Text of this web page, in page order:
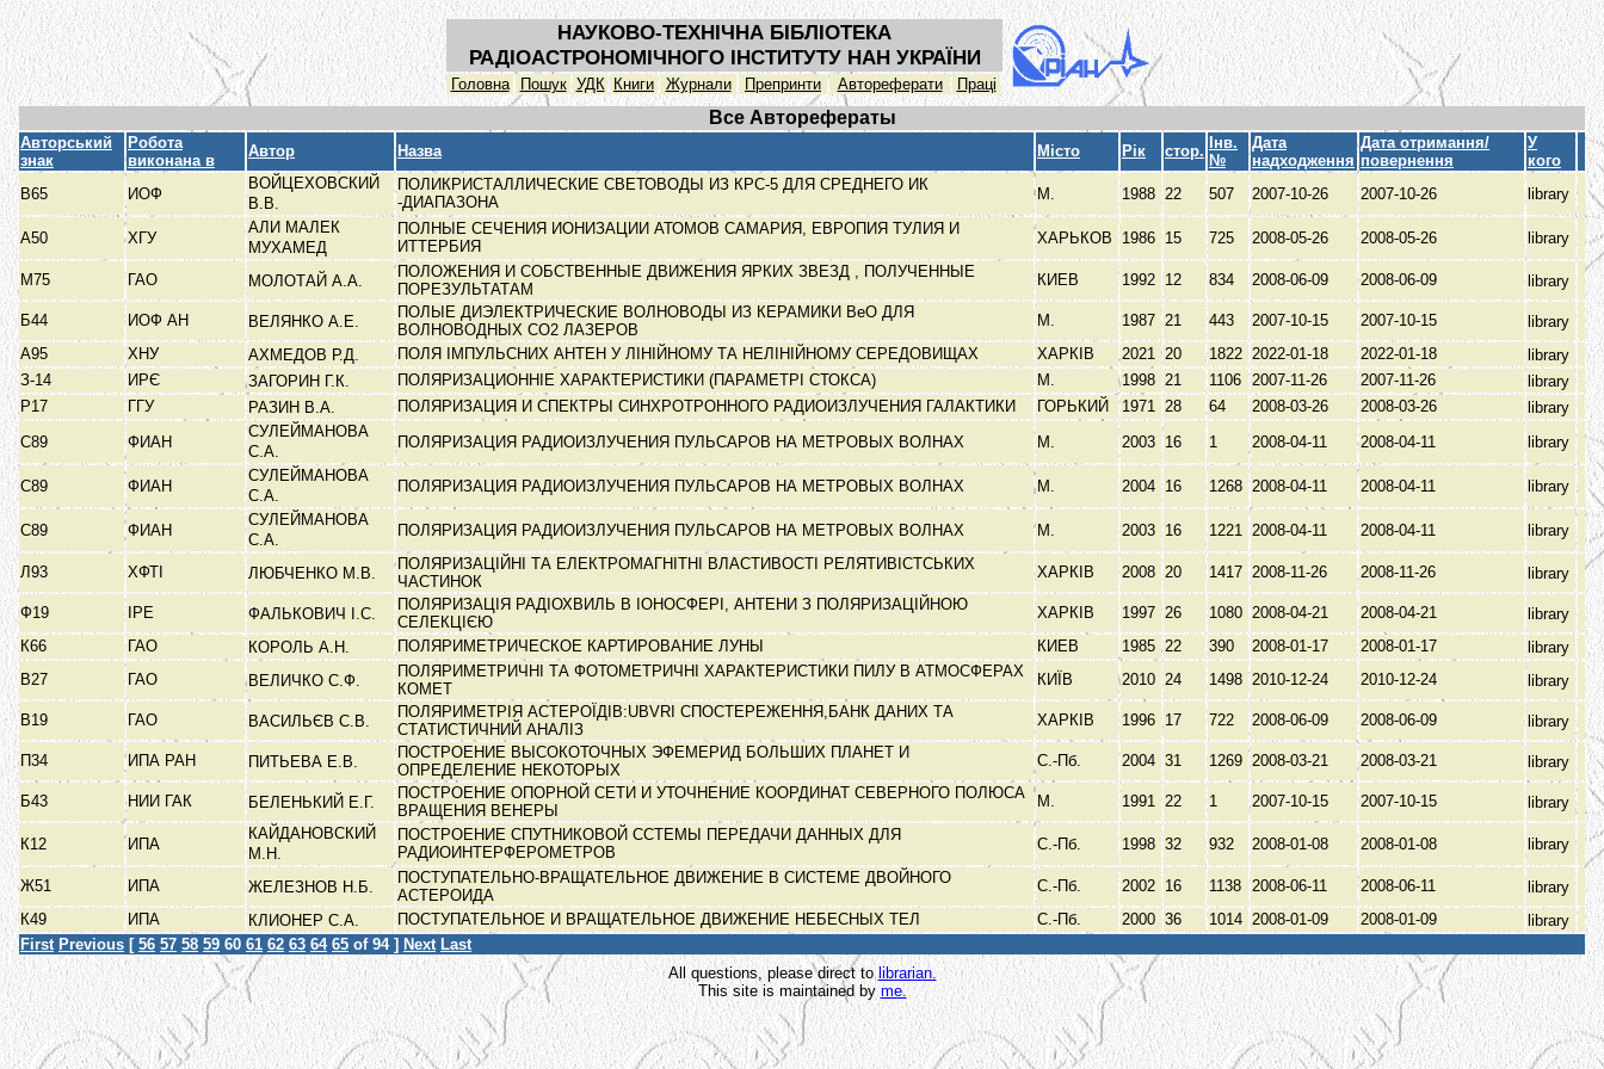
НАУКОВО-ТЕХНІЧНА БІБЛІОТЕКА
РАДІОАСТРОНОМІЧНОГО ІНСТИТУТУ НАН УКРАЇНИ
Головна Пошук УДК Книги Журнали Препринти Автореферати Праці
Все Авторефераты
Авторський
знак
Робота
виконана в
Автор Назва Місто Рік стор.
Інв.
№
Дата
надходження
Дата отримання/
повернення
У
кого
В65
ИОФ
ВОЙЦЕХОВСКИЙ
В.В.
ПОЛИКРИСТАЛЛИЧЕСКИЕ СВЕТОВОДЫ ИЗ КРС-5 ДЛЯ СРЕДНЕГО ИК
-ДИАПАЗОНА
М. 1988 22 507 2007-10-26 2007-10-26 library
А50 ХГУ
АЛИ МАЛЕК
МУХАМЕД
ПОЛНЫЕ СЕЧЕНИЯ ИОНИЗАЦИИ АТОМОВ САМАРИЯ, ЕВРОПИЯ ТУЛИЯ И
ИТТЕРБИЯ
ХАРЬКОВ 1986 15 725 2008-05-26 2008-05-26 library
М75 ГАО МОЛОТАЙ А.А.
ПОЛОЖЕНИЯ И СОБСТВЕННЫЕ ДВИЖЕНИЯ ЯРКИХ ЗВЕЗД , ПОЛУЧЕННЫЕ
ПОРЕЗУЛЬТАТАМ
КИЕВ 1992 12 834 2008-06-09 2008-06-09 library
Б44 ИОФ АН ВЕЛЯНКО А.Е.
ПОЛЫЕ ДИЭЛЕКТРИЧЕСКИЕ ВОЛНОВОДЫ ИЗ КЕРАМИКИ BeO ДЛЯ
ВОЛНОВОДНЫХ СО2 ЛАЗЕРОВ
М. 1987 21 443 2007-10-15 2007-10-15
library
А95
ХНУ АХМЕДОВ Р.Д. ПОЛЯ ІМПУЛЬСНИХ АНТЕН У ЛІНІЙНОМУ ТА НЕЛІНІЙНОМУ СЕРЕДОВИЩАХ ХАРКІВ 2021 20 1822 2022-01-18 2022-01-18
library
З-14
ИРЄ ЗАГОРИН Г.К. ПОЛЯРИЗАЦИОННІЕ ХАРАКТЕРИСТИКИ (ПАРАМЕТРІ СТОКСА) М. 1998 21 1106 2007-11-26 2007-11-26
library
Р17
ГГУ РАЗИН В.А. ПОЛЯРИЗАЦИЯ И СПЕКТРЫ СИНХРОТРОННОГО РАДИОИЗЛУЧЕНИЯ ГАЛАКТИКИ ГОРЬКИЙ 1971 28 64 2008-03-26 2008-03-26
library
С89
ФИАН
СУЛЕЙМАНОВА
С.А.
ПОЛЯРИЗАЦИЯ РАДИОИЗЛУЧЕНИЯ ПУЛЬСАРОВ НА МЕТРОВЫХ ВОЛНАХ М. 2003 16 1 2008-04-11 2008-04-11 library
С89 ФИАН
СУЛЕЙМАНОВА
С.А.
ПОЛЯРИЗАЦИЯ РАДИОИЗЛУЧЕНИЯ ПУЛЬСАРОВ НА МЕТРОВЫХ ВОЛНАХ М. 2004 16 1268 2008-04-11 2008-04-11 library
С89 ФИАН
СУЛЕЙМАНОВА
С.А.
ПОЛЯРИЗАЦИЯ РАДИОИЗЛУЧЕНИЯ ПУЛЬСАРОВ НА МЕТРОВЫХ ВОЛНАХ М. 2003 16 1221 2008-04-11 2008-04-11 library
Л93 ХФТІ ЛЮБЧЕНКО М.В.
ПОЛЯРИЗАЦІЙНІ ТА ЕЛЕКТРОМАГНІТНІ ВЛАСТИВОСТІ РЕЛЯТИВІСТСЬКИХ
ЧАСТИНОК
ХАРКІВ 2008 20 1417 2008-11-26 2008-11-26 library
Ф19 ІРЕ ФАЛЬКОВИЧ І.С.
ПОЛЯРИЗАЦІЯ РАДІОХВИЛЬ В ІОНОСФЕРІ, АНТЕНИ З ПОЛЯРИЗАЦІЙНОЮ
СЕЛЕКЦІЄЮ
ХАРКІВ 1997 26 1080 2008-04-21 2008-04-21
library
К66
ГАО КОРОЛЬ А.Н. ПОЛЯРИМЕТРИЧЕСКОЕ КАРТИРОВАНИЕ ЛУНЫ КИЕВ 1985 22 390 2008-01-17 2008-01-17
library
В27
ГАО ВЕЛИЧКО С.Ф.
ПОЛЯРИМЕТРИЧНІ ТА ФОТОМЕТРИЧНІ ХАРАКТЕРИСТИКИ ПИЛУ В АТМОСФЕРАХ
КОМЕТ
КИЇВ 2010 24 1498 2010-12-24 2010-12-24 library
В19 ГАО ВАСИЛЬЄВ С.В.
ПОЛЯРИМЕТРІЯ АСТЕРОЇДІВ:UBVRI СПОСТЕРЕЖЕННЯ,БАНК ДАНИХ ТА
СТАТИСТИЧНИЙ АНАЛІЗ
ХАРКІВ 1996 17 722 2008-06-09 2008-06-09 library
П34 ИПА РАН ПИТЬЕВА Е.В.
ПОСТРОЕНИЕ ВЫСОКОТОЧНЫХ ЭФЕМЕРИД БОЛЬШИХ ПЛАНЕТ И
ОПРЕДЕЛЕНИЕ НЕКОТОРЫХ
С.-Пб. 2004 31 1269 2008-03-21 2008-03-21 library
Б43 НИИ ГАК БЕЛЕНЬКИЙ Е.Г.
ПОСТРОЕНИЕ ОПОРНОЙ СЕТИ И УТОЧНЕНИЕ КООРДИНАТ СЕВЕРНОГО ПОЛЮСА
ВРАЩЕНИЯ ВЕНЕРЫ
М. 1991 22 1 2007-10-15 2007-10-15 library
К12 ИПА
КАЙДАНОВСКИЙ
М.Н.
ПОСТРОЕНИЕ СПУТНИКОВОЙ ССТЕМЫ ПЕРЕДАЧИ ДАННЫХ ДЛЯ
РАДИОИНТЕРФЕРОМЕТРОВ
С.-Пб. 1998 32 932 2008-01-08 2008-01-08 library
Ж51 ИПА ЖЕЛЕЗНОВ Н.Б.
ПОСТУПАТЕЛЬНО-ВРАЩАТЕЛЬНОЕ ДВИЖЕНИЕ В СИСТЕМЕ ДВОЙНОГО
АСТЕРОИДА
С.-Пб. 2002 16 1138 2008-06-11 2008-06-11
library
К49
ИПА КЛИОНЕР С.А. ПОСТУПАТЕЛЬНОЕ И ВРАЩАТЕЛЬНОЕ ДВИЖЕНИЕ НЕБЕСНЫХ ТЕЛ С.-Пб. 2000 36 1014 2008-01-09 2008-01-09
library
First Previous [ 56 57 58 59 60 61 62 63 64 65 of 94 ] Next Last
All questions, please direct to librarian.
This site is maintained byme.